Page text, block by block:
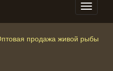
продажа живой рыбы